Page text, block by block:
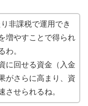
非課税で運用でき
増やすことで得られ
わ。
に回せる資金（入金
がさらに高まり、資
させられるね。